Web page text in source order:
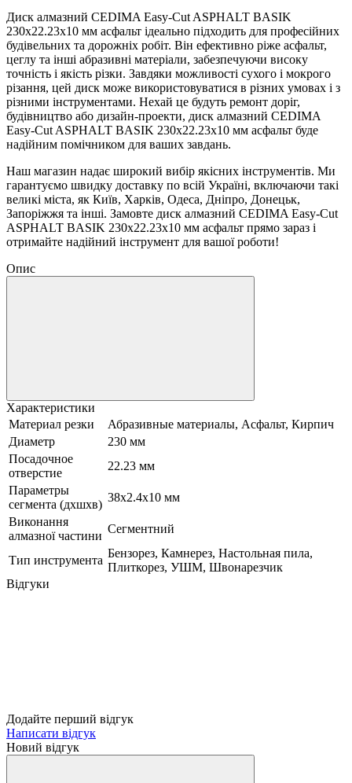
Диск алмазний CEDIMA Easy-Cut ASPHALT BASIK
230х22.23х10 мм асфальт ідеально підходить для професійних
будівельних та дорожніх робіт. Він ефективно ріже асфальт,
цеглу та інші абразивні матеріали, забезпечуючи високу
точність і якість різки. Завдяки можливості сухого і мокрого
різання, цей диск може використовуватися в різних умовах і з
різними інструментами. Нехай це будуть ремонт доріг,
будівництво або дизайн-проекти, диск алмазний CEDIMA
Easy-Cut ASPHALT BASIK 230х22.23х10 мм асфальт буде
надійним помічником для ваших завдань.
Наш магазин надає широкий вибір якісних інструментів. Ми
гарантуємо швидку доставку по всій Україні, включаючи такі
великі міста, як Київ, Харків, Одеса, Дніпро, Донецьк,
Запоріжжя та інші. Замовте диск алмазний CEDIMA Easy-Cut
ASPHALT BASIK 230х22.23х10 мм асфальт прямо зараз і
отримайте надійний інструмент для вашої роботи!
Опис
Характеристики
Материал резки
Абразивные материалы, Асфальт, Кирпич
Диаметр
230 мм
Посадочное
отверстие
22.23 мм
Параметры
сегмента (дхшхв)
38х2.4х10 мм
Виконання
алмазної частини
Сегментний
Тип инструмента
Бензорез, Камнерез, Настольная пила,
Плиткорез, УШМ, Швонарезчик
Відгуки
Додайте перший відгук
Написати відгук
Новий відгук